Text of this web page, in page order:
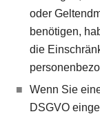
oder
benötigen,
die
Wenn Sie
DSGVO